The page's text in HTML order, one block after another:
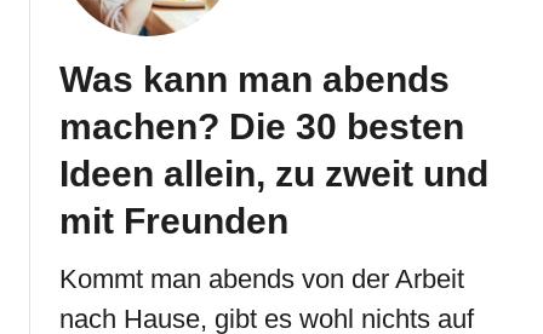
Was kann man abends
machen? Die 30 besten
Ideen allein, zu zweit und
mit Freunden
Kommt man abends von der Arbeit
nach Hause, gibt es wohl nichts auf